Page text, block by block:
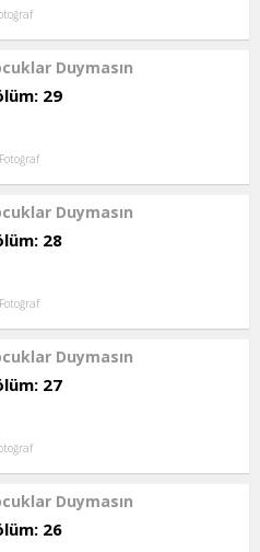
Duymasın
29
Duymasın
28
Duymasın
27
Duymasın
26